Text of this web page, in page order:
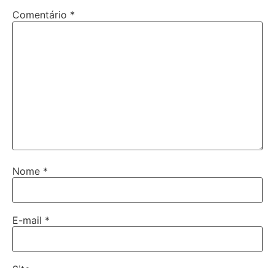
Comentário *
Nome *
E-mail *